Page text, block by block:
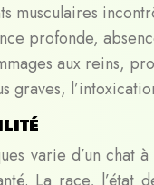
musculaires
profonde,
aux reins,
graves,
varie d’un chat